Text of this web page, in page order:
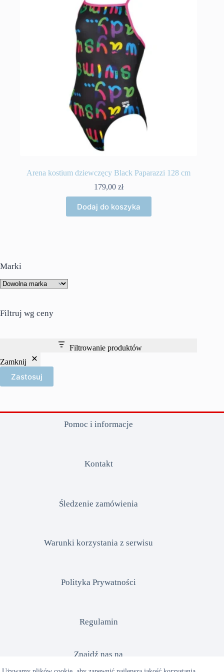
Arena kostium dziewczęcy Black Paparazzi 128 cm
179,00 zł
Dodaj do koszyka
Marki
Filtruj wg ceny
Filtrowanie produktów
Zamknij
Zastosuj
Pomoc i informacje
Kontakt
Śledzenie zamówienia
Warunki korzystania z serwisu
Polityka Prywatności
Regulamin
Znajdź nas na